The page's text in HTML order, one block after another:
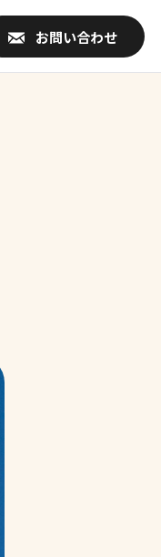
お問い合わせ